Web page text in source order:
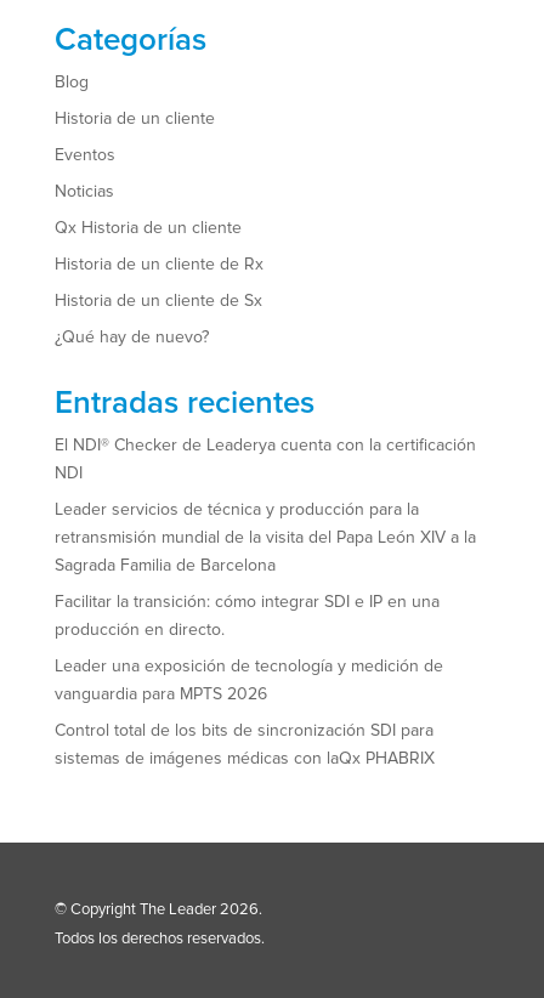
Categorías
Blog
Historia de un cliente
Eventos
Noticias
Qx Historia de un cliente
Historia de un cliente de Rx
Historia de un cliente de Sx
¿Qué hay de nuevo?
Entradas recientes
El NDI® Checker de Leaderya cuenta con la certificación
NDI
Leader servicios de técnica y producción para la
retransmisión mundial de la visita del Papa León XIV a la
Sagrada Familia de Barcelona
Facilitar la transición: cómo integrar SDI e IP en una
producción en directo.
Leader una exposición de tecnología y medición de
vanguardia para MPTS 2026
Control total de los bits de sincronización SDI para
sistemas de imágenes médicas con laQx PHABRIX
© Copyright The Leader 2026.
Todos los derechos reservados.